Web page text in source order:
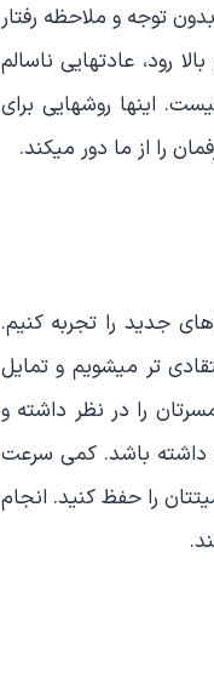
توجه و ملاحظه رفتار
عادتهایی ناسالم
اینها روشهایی برای
را از ما دور میکند.
جدید را تجربه کنیم.
تر میشویم و تمایل
را در نظر داشته و
داشته باشد. کمی سرعت
را حفظ کنید. انجام